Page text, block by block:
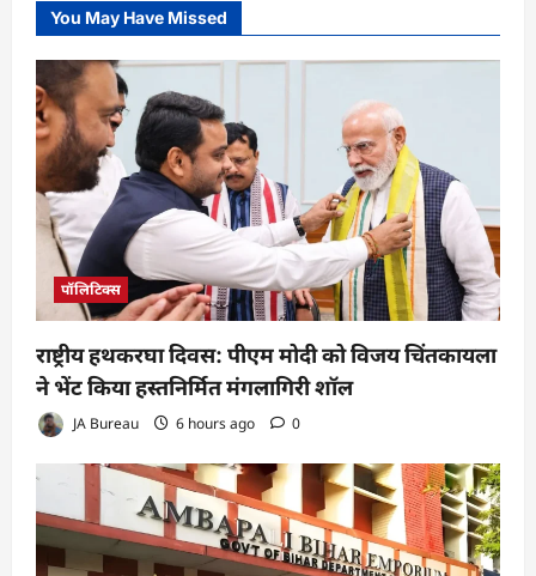
You May Have Missed
पॉलिटिक्स
राष्ट्रीय हथकरघा दिवस: पीएम मोदी को विजय चिंतकायला
ने भेंट किया हस्तनिर्मित मंगलागिरी शॉल
JA Bureau 6 hours ago 0